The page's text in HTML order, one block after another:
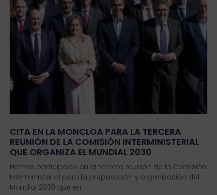
CITA EN LA MONCLOA PARA LA TERCERA
REUNIÓN DE LA COMISIÓN INTERMINISTERIAL
QUE ORGANIZA EL MUNDIAL 2030
Hemos participado en la tercera reunión de la Comisión
Interministerial para la preparación y organización del
Mundial 2030 que en